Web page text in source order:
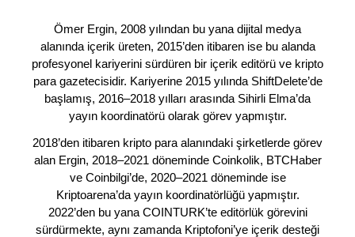
Ömer Ergin, 2008 yılından bu yana dijital medya
alanında içerik üreten, 2015’den itibaren ise bu alanda
profesyonel kariyerini sürdüren bir içerik editörü ve kripto
para gazetecisidir. Kariyerine 2015 yılında ShiftDelete’de
başlamış, 2016–2018 yılları arasında Sihirli Elma’da
yayın koordinatörü olarak görev yapmıştır.
2018’den itibaren kripto para alanındaki şirketlerde görev
alan Ergin, 2018–2021 döneminde Coinkolik, BTCHaber
ve Coinbilgi’de, 2020–2021 döneminde ise
Kriptoarena’da yayın koordinatörlüğü yapmıştır.
2022’den bu yana COINTURK’te editörlük görevini
sürdürmekte, aynı zamanda Kriptofoni’ye içerik desteği